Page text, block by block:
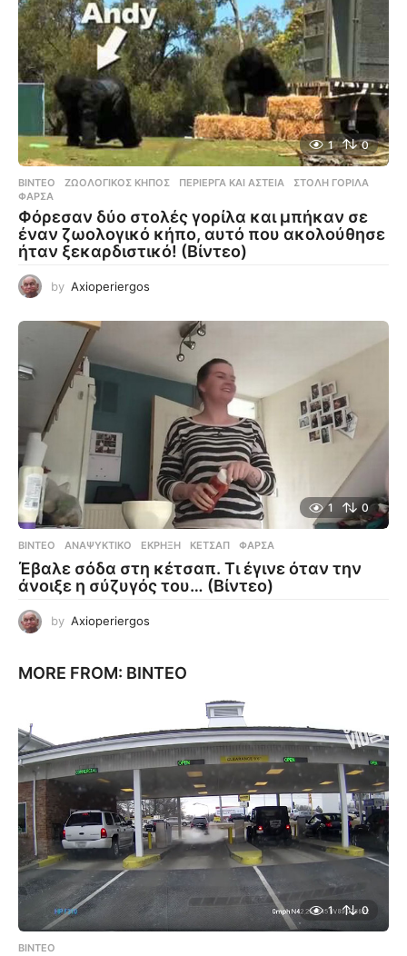
1 0
ΒΊΝΤΕΟ ΖΩΟΛΟΓΙΚΌΣ ΚΉΠΟΣ ,ΠΕΡΊΕΡΓΑ ΚΑΙ ΑΣΤΕΊΑ ,ΣΤΟΛΉ ΓΟΡΊΛΑ
ΦΆΡΣΑ
Φόρεσαν δύο στολές γορίλα και μπήκαν σε
έναν ζωολογικό κήπο, αυτό που ακολούθησε
ήταν ξεκαρδιστικό! (Βίντεο)
by Axioperiergos
1 0
ΒΊΝΤΕΟ ΑΝΑΨΥΚΤΙΚΌ ,ΈΚΡΗΞΗ ,ΚΈΤΣΑΠ ,ΦΆΡΣΑ
Έβαλε σόδα στη κέτσαπ. Τι έγινε όταν την
άνοιξε η σύζυγός του… (Βίντεο)
by Axioperiergos
MORE FROM: ΒΊΝΤΕΟ
1 0
ΒΊΝΤΕΟ